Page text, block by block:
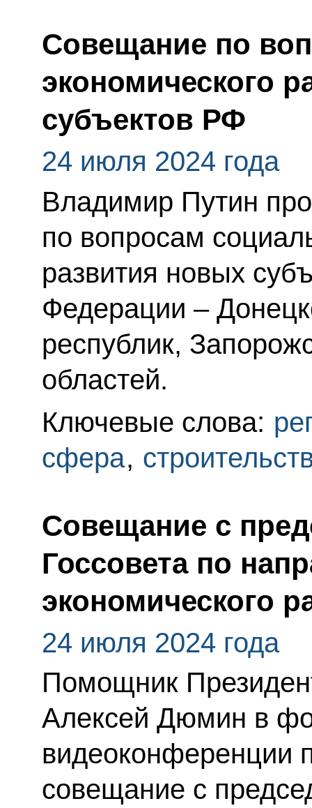
Совещание по
экономического
субъектов РФ
24 июля 2024 года
Владимир Путин
по вопросам
развития новых
Федерации –
республик,
областей.
Ключевые слова:
сфера,
Совещание с
Госсовета по
экономического
24 июля 2024 года
Помощник
Алексей Дюмин в
видеоконференции
совещание с